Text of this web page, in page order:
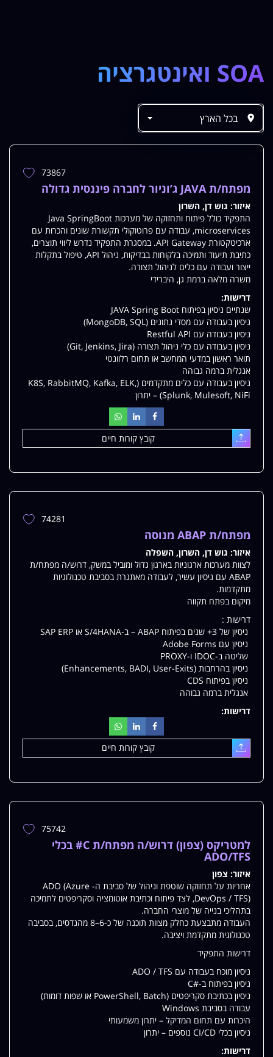
SOA ואינטגרציה
הוספת
73867
מפתח/ת JAVA ג’וניור לחברה פיננסית גדולה
איזור: גוש דן, השרון
התפקיד כולל פיתוח ותחזוקה של מערכות Java SpringBoot
microservices, עבודה עם פרוטוקולי תקשורת שונים והכרות עם
ארכיטקטורת API Gateway. במסגרת התפקיד נדרש ליווי תוצרים,
כתיבת תיעוד ותמיכה בלקוחות בבדיקות, ניהול API, טיפול בתקלות
ייצור ועבודה עם כלים לניהול תצורה.
משרה מלאה ברמת גן, היברידי
דרישות:
שנתיים ניסיון בפיתוח JAVA Spring Boot
ניסיון בעבודה עם מסדי נתונים (MongoDB, SQL)
ניסיון בעבודה עם Restful API
ניסיון בעבודה עם כלי ניהול תצורה (Git, Jenkins, Jira)
תואר ראשון במדעי המחשב או תחום רלוונטי
אנגלית ברמה גבוהה
ניסיון בעבודה עם כלים מתקדמים (K8S, RabbitMQ, Kafka, ELK,
Splunk, Mulesoft, NiFi) – יתרון
עלאת
קובץ קורות חיים
הוספת
74281
מפתח/ת ABAP מנוסה
איזור: גוש דן, השרון, השפלה
לצוות מערכות ארגוניות בארגון גדול ומוביל במשק, דרוש/ה מפתח/ת
ABAP עם ניסיון עשיר, לעבודה מאתגרת בסביבת טכנולוגיות
מתקדמות.
מיקום בפתח תקווה
דרישות :
ניסיון של 3+ שנים בפיתוח ABAP – ב-S/4HANA או SAP ERP
ניסיון עם Adobe Forms
שליטה ב-IDOC ו-PROXY
ניסיון בהרחבות (Enhancements, BADI, User-Exits)
ניסיון בפיתוח CDS
אנגלית ברמה גבוהה
דרישות:
עלאת
קובץ קורות חיים
הוספת
75742
למטריקס (צפון) דרוש/ה מפתח/ת C# בכלי
ADO/TFS
איזור: צפון
אחריות על תחזוקה שוטפת וניהול של סביבת ה- ADO (Azure
DevOps / TFS), לצד פיתוח וכתיבת אוטומציה וסקריפטים לתמיכה
בתהליכי בנייה של מוצרי החברה.
העבודה מתבצעת כחלק מצוות תוכנה של כ-6–8 מהנדסים, בסביבה
טכנולוגית מתקדמת ויציבה.
דרישות התפקיד
ניסיון מוכח בעבודה עם ADO / TFS
ניסיון בפיתוח ב-#C
ניסיון בכתיבת סקריפטים (PowerShell, Batch או שפות דומות)
עבודה בסביבת Windows
היכרות עם תחום המדיקל – יתרון משמעותי
ניסיון בכלי CI/CD נוספים – יתרון
דרישות: